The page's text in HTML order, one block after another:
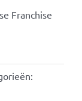
Franchise